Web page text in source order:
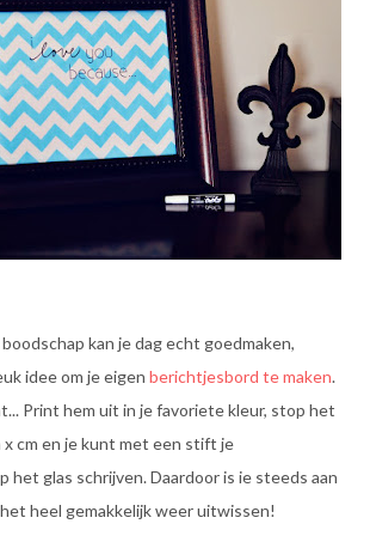
kan je dag echt goedmaken,
idee om je eigen berichtjesbord te maken.
Print hem uit in je favoriete kleur, stop het
cm en je kunt met een stift je
het glas schrijven. Daardoor is ie steeds aan
heel gemakkelijk weer uitwissen!